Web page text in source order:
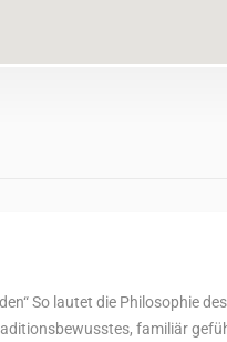
So lautet die Philosophie
familiär